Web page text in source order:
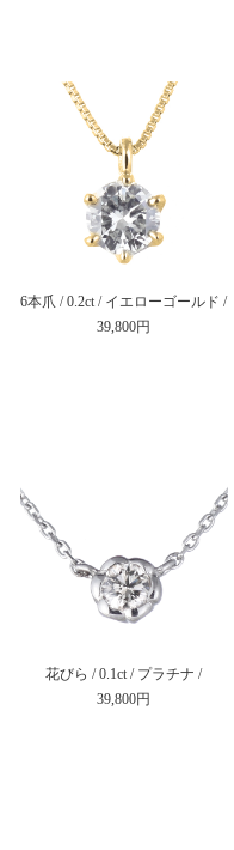
6本爪 / 0.2ct / イエローゴールド /
39,800円
花びら / 0.1ct / プラチナ /
39,800円